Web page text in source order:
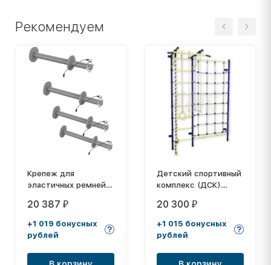
Рекомендуем
Крепеж для
эластичных ремней
20 387 ₽
+1 019 бонусных
рублей
Детский спортивный
комплекс (ДСК)
желтый
20 300 ₽
+1 015 бонусных
рублей